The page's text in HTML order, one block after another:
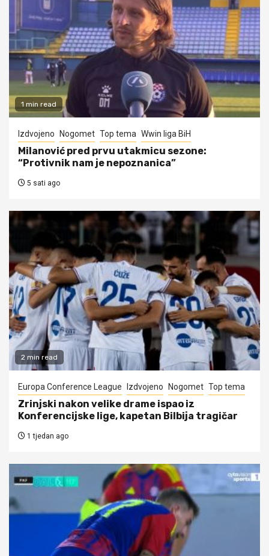
1 min read
Izdvojeno Nogomet Top tema Wwin liga BiH
Milanović pred prvu utakmicu sezone:
“Protivnik nam je nepoznanica”
5 sati ago
2 min read
Europa Conference League Izdvojeno Nogomet Top tema
Zrinjski nakon velike drame ispao iz
Konferencijske lige, kapetan Bilbija tragičar
1 tjedan ago